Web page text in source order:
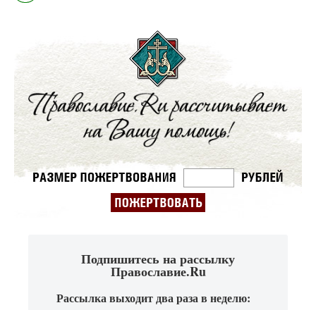
Подпишитесь на рассылку
Православие.Ru
Рассылка выходит два раза в неделю: